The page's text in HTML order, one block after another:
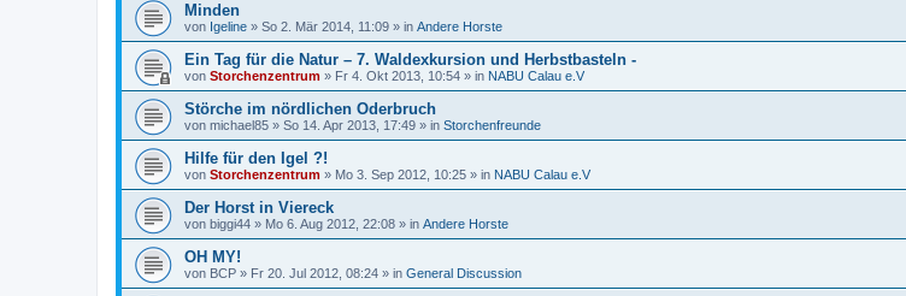
Minden
von Igeline » So 2. Mär 2014, 11:09 » in Andere Horste
Ein Tag für die Natur – 7. Waldexkursion und Herbstbasteln -
von Storchenzentrum » Fr 4. Okt 2013, 10:54 » in NABU Calau e.V
Störche im nördlichen Oderbruch
von michael85 » So 14. Apr 2013, 17:49 » in Storchenfreunde
Hilfe für den Igel ?!
von Storchenzentrum » Mo 3. Sep 2012, 10:25 » in NABU Calau e.V
Der Horst in Viereck
von biggi44 » Mo 6. Aug 2012, 22:08 » in Andere Horste
OH MY!
von BCP » Fr 20. Jul 2012, 08:24 » in General Discussion